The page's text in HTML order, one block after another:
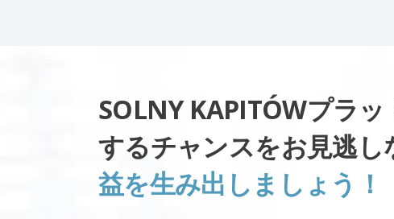
SOLNY KAPITÓWプラ
するチャンスをお見逃
益を生み出しましょう！